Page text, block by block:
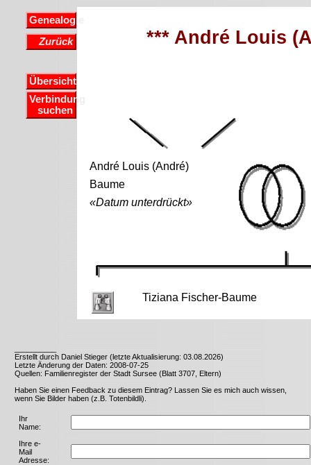
Genealogie
Zurück
Übersicht
Verbindung
suchen
*** André Louis
André Louis (André)
Baume
«Datum unterdrückt»
Tiziana Fischer-Baume
Erstellt durch Daniel Stieger (letzte Aktualisierung: 03.08.2026)
Letzte Änderung der Daten: 2008-07-25
Quellen: Familienregister der Stadt Sursee (Blatt 3707, Eltern)
Haben Sie einen Feedback zu diesem Eintrag? Lassen Sie es mich auch wissen,
wenn Sie Bilder haben (z.B. Totenbildli).
Ihr
Name:
Ihre e-
Mail
Adresse: